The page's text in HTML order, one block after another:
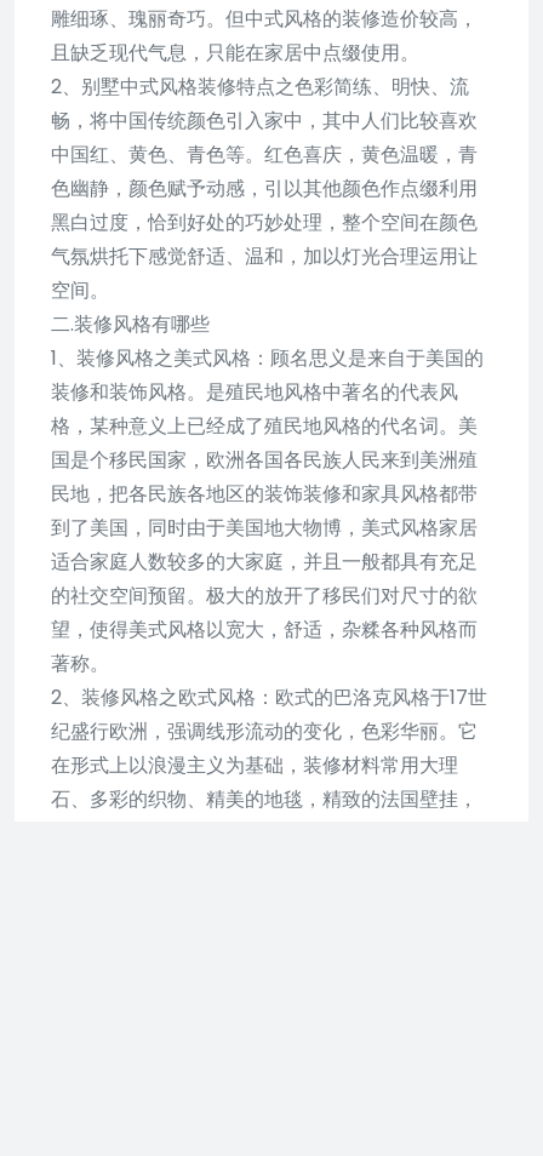
雕细琢、瑰丽奇巧。但中式风格的装修造价较高，
且缺乏现代气息，只能在家居中点缀使用。
2、别墅中式风格装修特点之色彩简练、明快、流
畅，将中国传统颜色引入家中，其中人们比较喜欢
中国红、黄色、青色等。红色喜庆，黄色温暖，青
色幽静，颜色赋予动感，引以其他颜色作点缀利用
黑白过度，恰到好处的巧妙处理，整个空间在颜色
气氛烘托下感觉舒适、温和，加以灯光合理运用让
空间。
二.装修风格有哪些
1、装修风格之美式风格：顾名思义是来自于美国的
装修和装饰风格。是殖民地风格中著名的代表风
格，某种意义上已经成了殖民地风格的代名词。美
国是个移民国家，欧洲各国各民族人民来到美洲殖
民地，把各民族各地区的装饰装修和家具风格都带
到了美国，同时由于美国地大物博，美式风格家居
适合家庭人数较多的大家庭，并且一般都具有充足
的社交空间预留。极大的放开了移民们对尺寸的欲
望，使得美式风格以宽大，舒适，杂糅各种风格而
著称。
2、装修风格之欧式风格：欧式的巴洛克风格于17世
纪盛行欧洲，强调线形流动的变化，色彩华丽。它
在形式上以浪漫主义为基础，装修材料常用大理
石、多彩的织物、精美的地毯，精致的法国壁挂，